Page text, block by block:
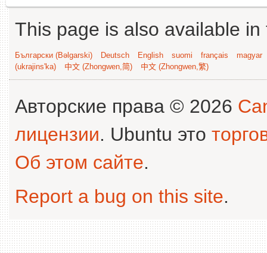
This page is also available
Български (Bəlgarski) Deutsch English suomi français
magyar
(ukrajins'ka)
中文 (Zhongwen,简) 中文 (Zhongwen,繁)
Авторские права © 2026
лицензии. Ubuntu это
Об этом сайте.
Report a bug on this site.